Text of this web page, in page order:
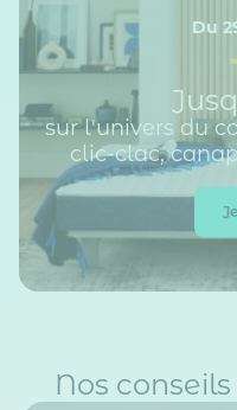
Du
sur l'univers du
clic-clac,
Nos